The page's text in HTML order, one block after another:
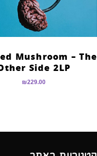
Mushroom – The
Side 2LP
₪229.00